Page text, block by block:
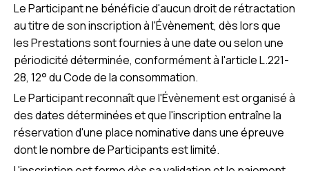
Le Participant ne bénéficie d'aucun droit de rétractation
au titre de son inscription à l'Évènement, dès lors que
les Prestations sont fournies à une date ou selon une
périodicité déterminée, conformément à l'article L.221-
28, 12° du Code de la consommation.
Le Participant reconnaît que l'Évènement est organisé à
des dates déterminées et que l'inscription entraîne la
réservation d'une place nominative dans une épreuve
dont le nombre de Participants est limité.